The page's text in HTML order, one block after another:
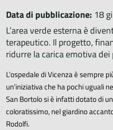
Data di pubblicazione: 18
L’area verde esterna è
terapeutico. Il progetto,
ridurre la carica emotiva dei
L’ospedale di Vicenza è sempre
un’iniziativa che ha pochi uguali
San Bortolo si è infatti dotato di
coloratissimo, nel giardino
Rodolfi.